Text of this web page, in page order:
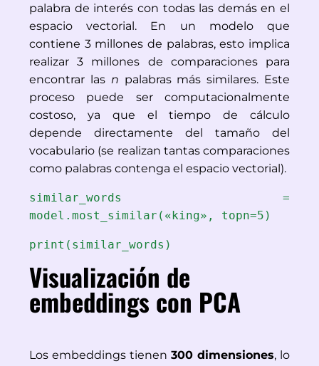
palabra de interés con todas las demás en el
espacio vectorial. En un modelo que
contiene 3 millones de palabras, esto implica
realizar 3 millones de comparaciones para
encontrar las n palabras más similares. Este
proceso puede ser computacionalmente
costoso, ya que el tiempo de cálculo
depende directamente del tamaño del
vocabulario (se realizan tantas comparaciones
como palabras contenga el espacio vectorial).
similar_words =
model.most_similar(«king», topn=5)
print(similar_words)
Visualización de
embeddings con PCA
Los embeddings tienen 300 dimensiones, lo